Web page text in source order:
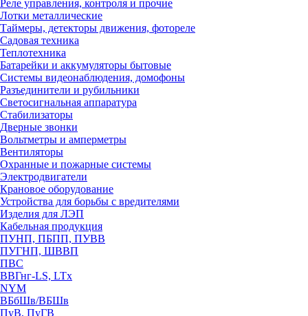
Реле управления, контроля и прочие
Лотки металлические
Таймеры, детекторы движения, фотореле
Садовая техника
Теплотехника
Батарейки и аккумуляторы бытовые
Системы видеонаблюдения, домофоны
Разъединители и рубильники
Светосигнальная аппаратура
Стабилизаторы
Дверные звонки
Вольтметры и амперметры
Вентиляторы
Охранные и пожарные системы
Электродвигатели
Крановое оборудование
Устройства для борьбы с вредителями
Изделия для ЛЭП
Кабельная продукция
ПУНП, ПБПП, ПУВВ
ПУГНП, ШВВП
ПВС
ВВГнг-LS, LTx
NYM
ВБбШв/ВБШв
ПуВ, ПуГВ